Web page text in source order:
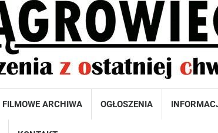
FILMOWE ARCHIWA OGŁOSZENIA